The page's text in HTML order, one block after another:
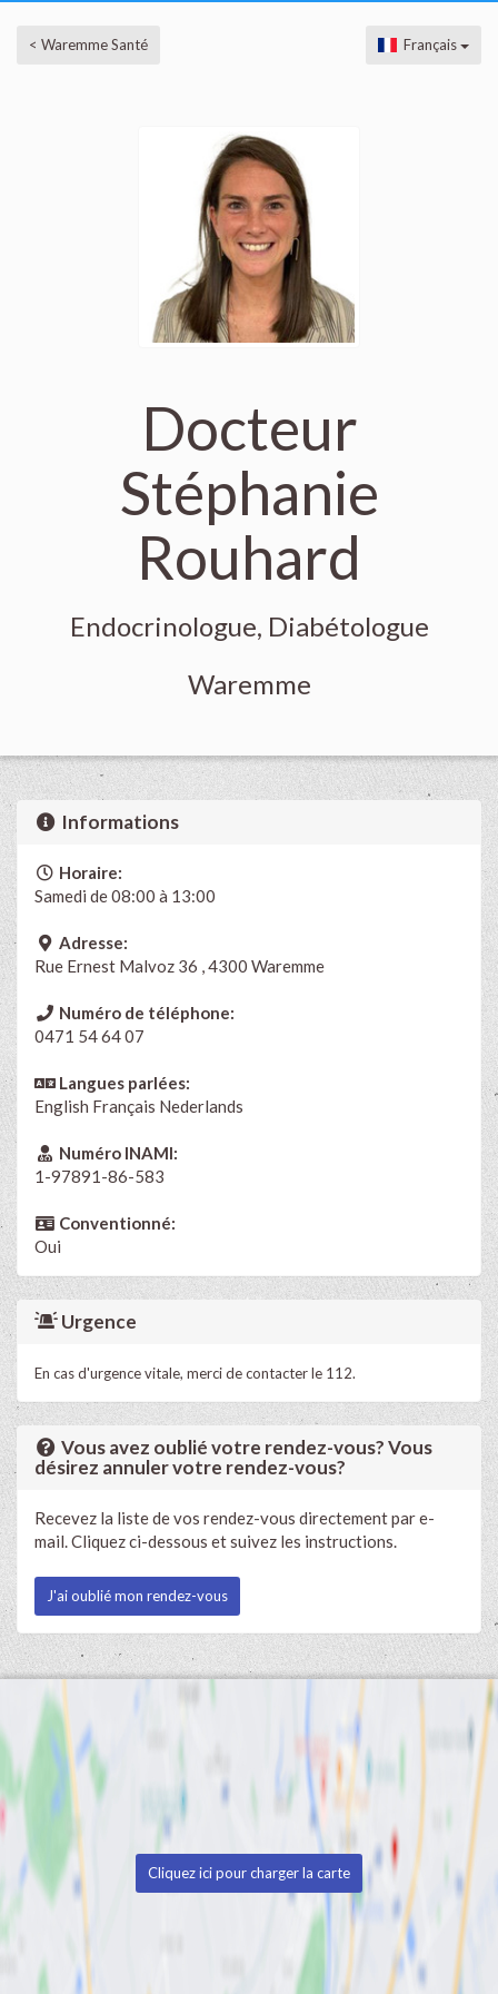
< Waremme Santé Français
Docteur
Stéphanie
Rouhard
Endocrinologue, Diabétologue
Waremme
Informations
Horaire:
Samedi de 08:00 à 13:00
Adresse:
Rue Ernest Malvoz 36 , 4300 Waremme
Numéro de téléphone:
0471 54 64 07
Langues parlées:
English Français Nederlands
Numéro INAMI:
1-97891-86-583
Conventionné:
Oui
Urgence
En cas d'urgence vitale, merci de contacter le 112.
Vous avez oublié votre rendez-vous? Vous
désirez annuler votre rendez-vous?
Recevez la liste de vos rendez-vous directement par e-
mail. Cliquez ci-dessous et suivez les instructions.
J'ai oublié mon rendez-vous
Cliquez ici pour charger la carte